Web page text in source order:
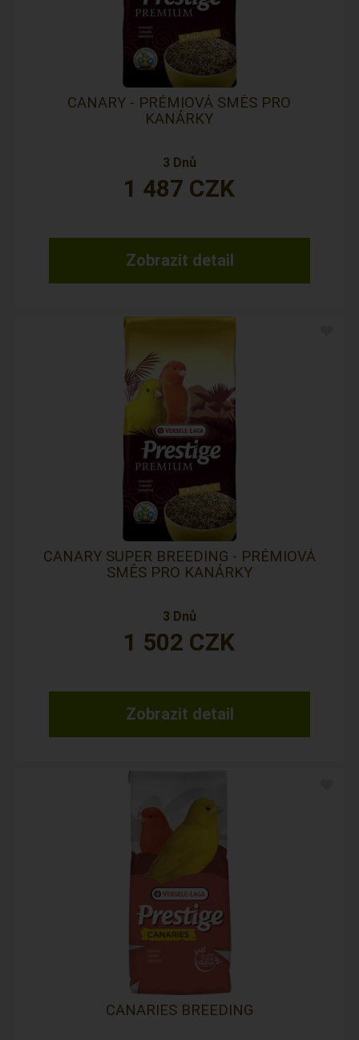
CANARY - PRÉMIOVÁ SMĚS PRO
KANÁRKY
3 Dnů
Zobrazit detail
1 487 CZK
CANARY SUPER BREEDING - PRÉMIOVÁ
SMĚS PRO KANÁRKY
3 Dnů
Zobrazit detail
1 502 CZK
CANARIES BREEDING